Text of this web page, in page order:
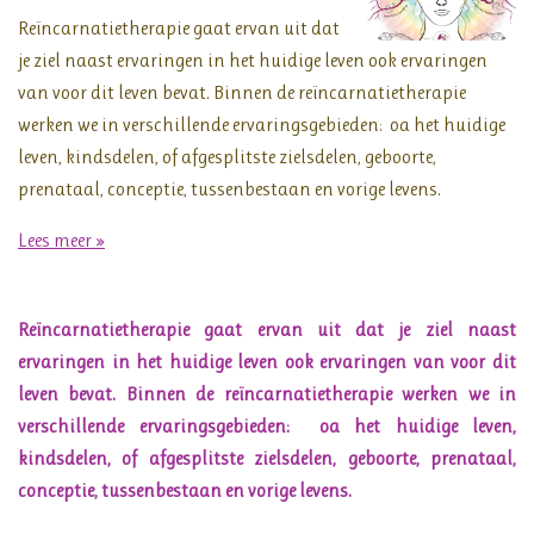
Reïncarnatietherapie gaat ervan uit dat
je ziel naast ervaringen in het huidige leven ook ervaringen
van voor dit leven bevat. Binnen de reïncarnatietherapie
werken we in verschillende ervaringsgebieden: oa het huidige
leven, kindsdelen, of afgesplitste zielsdelen, geboorte,
prenataal, conceptie, tussenbestaan en vorige levens.
Lees meer »
Reïncarnatietherapie gaat ervan uit dat je ziel naast
ervaringen in het huidige leven ook ervaringen van voor dit
leven bevat. Binnen de reïncarnatietherapie werken we in
verschillende ervaringsgebieden: oa het huidige leven,
kindsdelen, of afgesplitste zielsdelen, geboorte, prenataal,
conceptie, tussenbestaan en vorige levens.